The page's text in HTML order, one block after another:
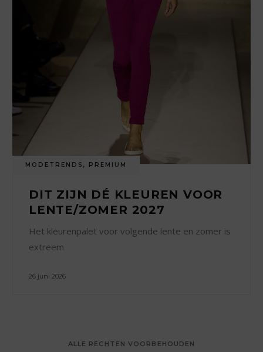
MODETRENDS, PREMIUM
DIT ZIJN DÉ KLEUREN VOOR
LENTE/ZOMER 2027
Het kleurenpalet voor volgende lente en zomer is
extreem
26 juni 2026
ALLE RECHTEN VOORBEHOUDEN